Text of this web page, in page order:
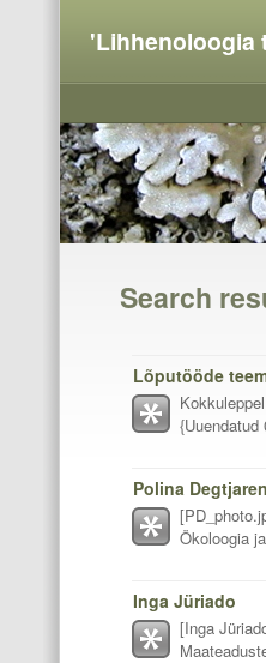
'Lihhenoloogia
Search
Lõputööde
Polina
Ökoloogia
Inga Jüriado
[Inga